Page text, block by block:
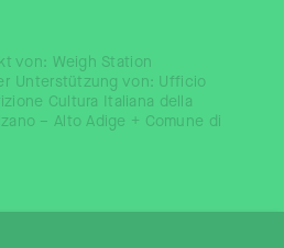
von: Weigh Station
Unterstützung von: Ufficio
Cultura Italiana della
– Alto Adige + Comune di